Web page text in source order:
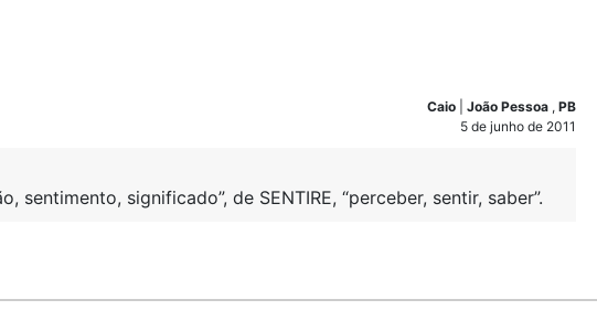
Caio João Pessoa , PB
5 de junho de 2011
sentimento, significado”, de SENTIRE, “perceber, sentir, saber”.